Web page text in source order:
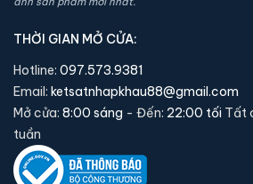
🔒 Khoá:Khóa vân tay điện tử
🛡️ Bảo hành:24 tháng
5,900,000 đ
THỜI GIAN MỞ CỬA:
Hotline: 097.573.9381
Email: ketsatnhapkhau88@gmail.com
Mở cửa: 8:00 sáng - Đến: 22:00 tối Tất
tuần